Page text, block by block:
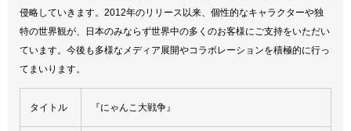
侵略していきます。2012年のリリース以来、個性的なキャラクターや独
特の世界観が、日本のみならず世界中の多くのお客様にご支持をいただい
ています。今後も多様なメディア展開やコラボレーションを積極的に行っ
てまいります。
タイトル 『にゃんこ大戦争』